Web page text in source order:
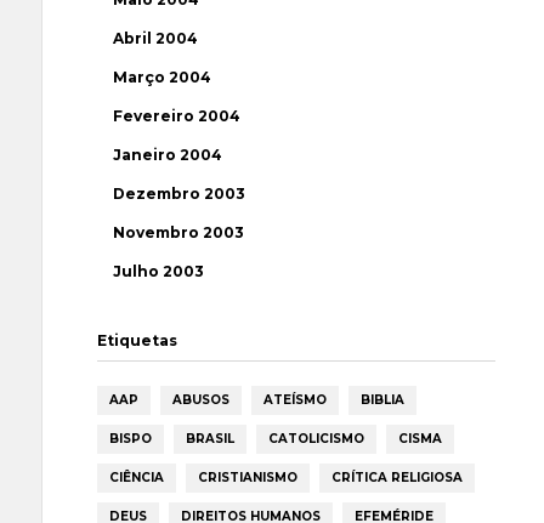
Abril 2004
Março 2004
Fevereiro 2004
Janeiro 2004
Dezembro 2003
Novembro 2003
Julho 2003
Etiquetas
AAP ABUSOS ATEÍSMO BIBLIA
BISPO BRASIL CATOLICISMO CISMA
CIÊNCIA CRISTIANISMO CRÍTICA RELIGIOSA
DEUS DIREITOS HUMANOS EFEMÉRIDE